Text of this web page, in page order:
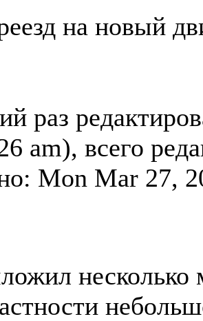
на новый
раз
am), всего
Mon Mar 27,
несколько